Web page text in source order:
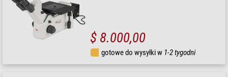
$ 8.000,00
gotowe do wysyłki w 1-2 tygodni